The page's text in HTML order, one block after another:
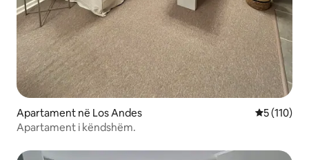
Apartament në Los Andes Vlerësimi
5 (110)
Apartament i këndshëm.